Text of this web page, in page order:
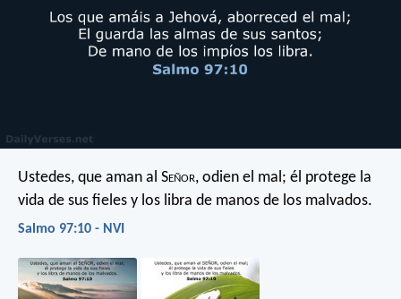
Ustedes, que aman al Señor, odien el mal; él protege la
vida de sus fieles y los libra de manos de los malvados.
Salmo 97:10 - NVI